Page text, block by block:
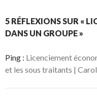
5 RÉFLEXIONS SUR «
DANS UN GROUPE »
Ping : Licenciement
et les sous traitants |